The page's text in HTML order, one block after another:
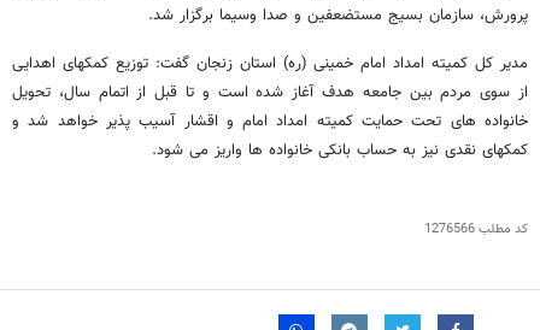
پرورش، سازمان بسیج مستضعفین و صدا وسیما برگزار شد.
مدیر کل کمیته امداد امام خمینی (ره) استان زنجان گفت: توزیع کمکهای اهدایی
از سوی مردم بین جامعه هدف آغاز شده است و تا قبل از اتمام سال، تحویل
خانواده های تحت حمایت کمیته امداد امام و اقشار آسیب پذیر خواهد شد و
کمکهای نقدی نیز به حساب بانکی خانواده ها واریز می شود.
کد مطلب1276566